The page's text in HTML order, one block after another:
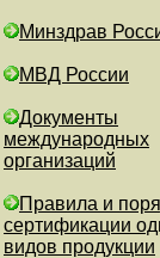
Минздрав
МВД России
Документы
международных
организаций
Правила и
сертификации
видов продукции